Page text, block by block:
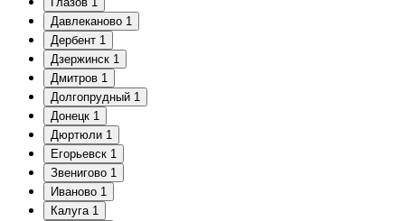
Давлеканово 1
Дербент 1
Дзержинск 1
Дмитров 1
Долгопрудный 1
Донецк 1
Дюртюли 1
Егорьевск 1
Звенигово 1
Иваново 1
Калуга 1